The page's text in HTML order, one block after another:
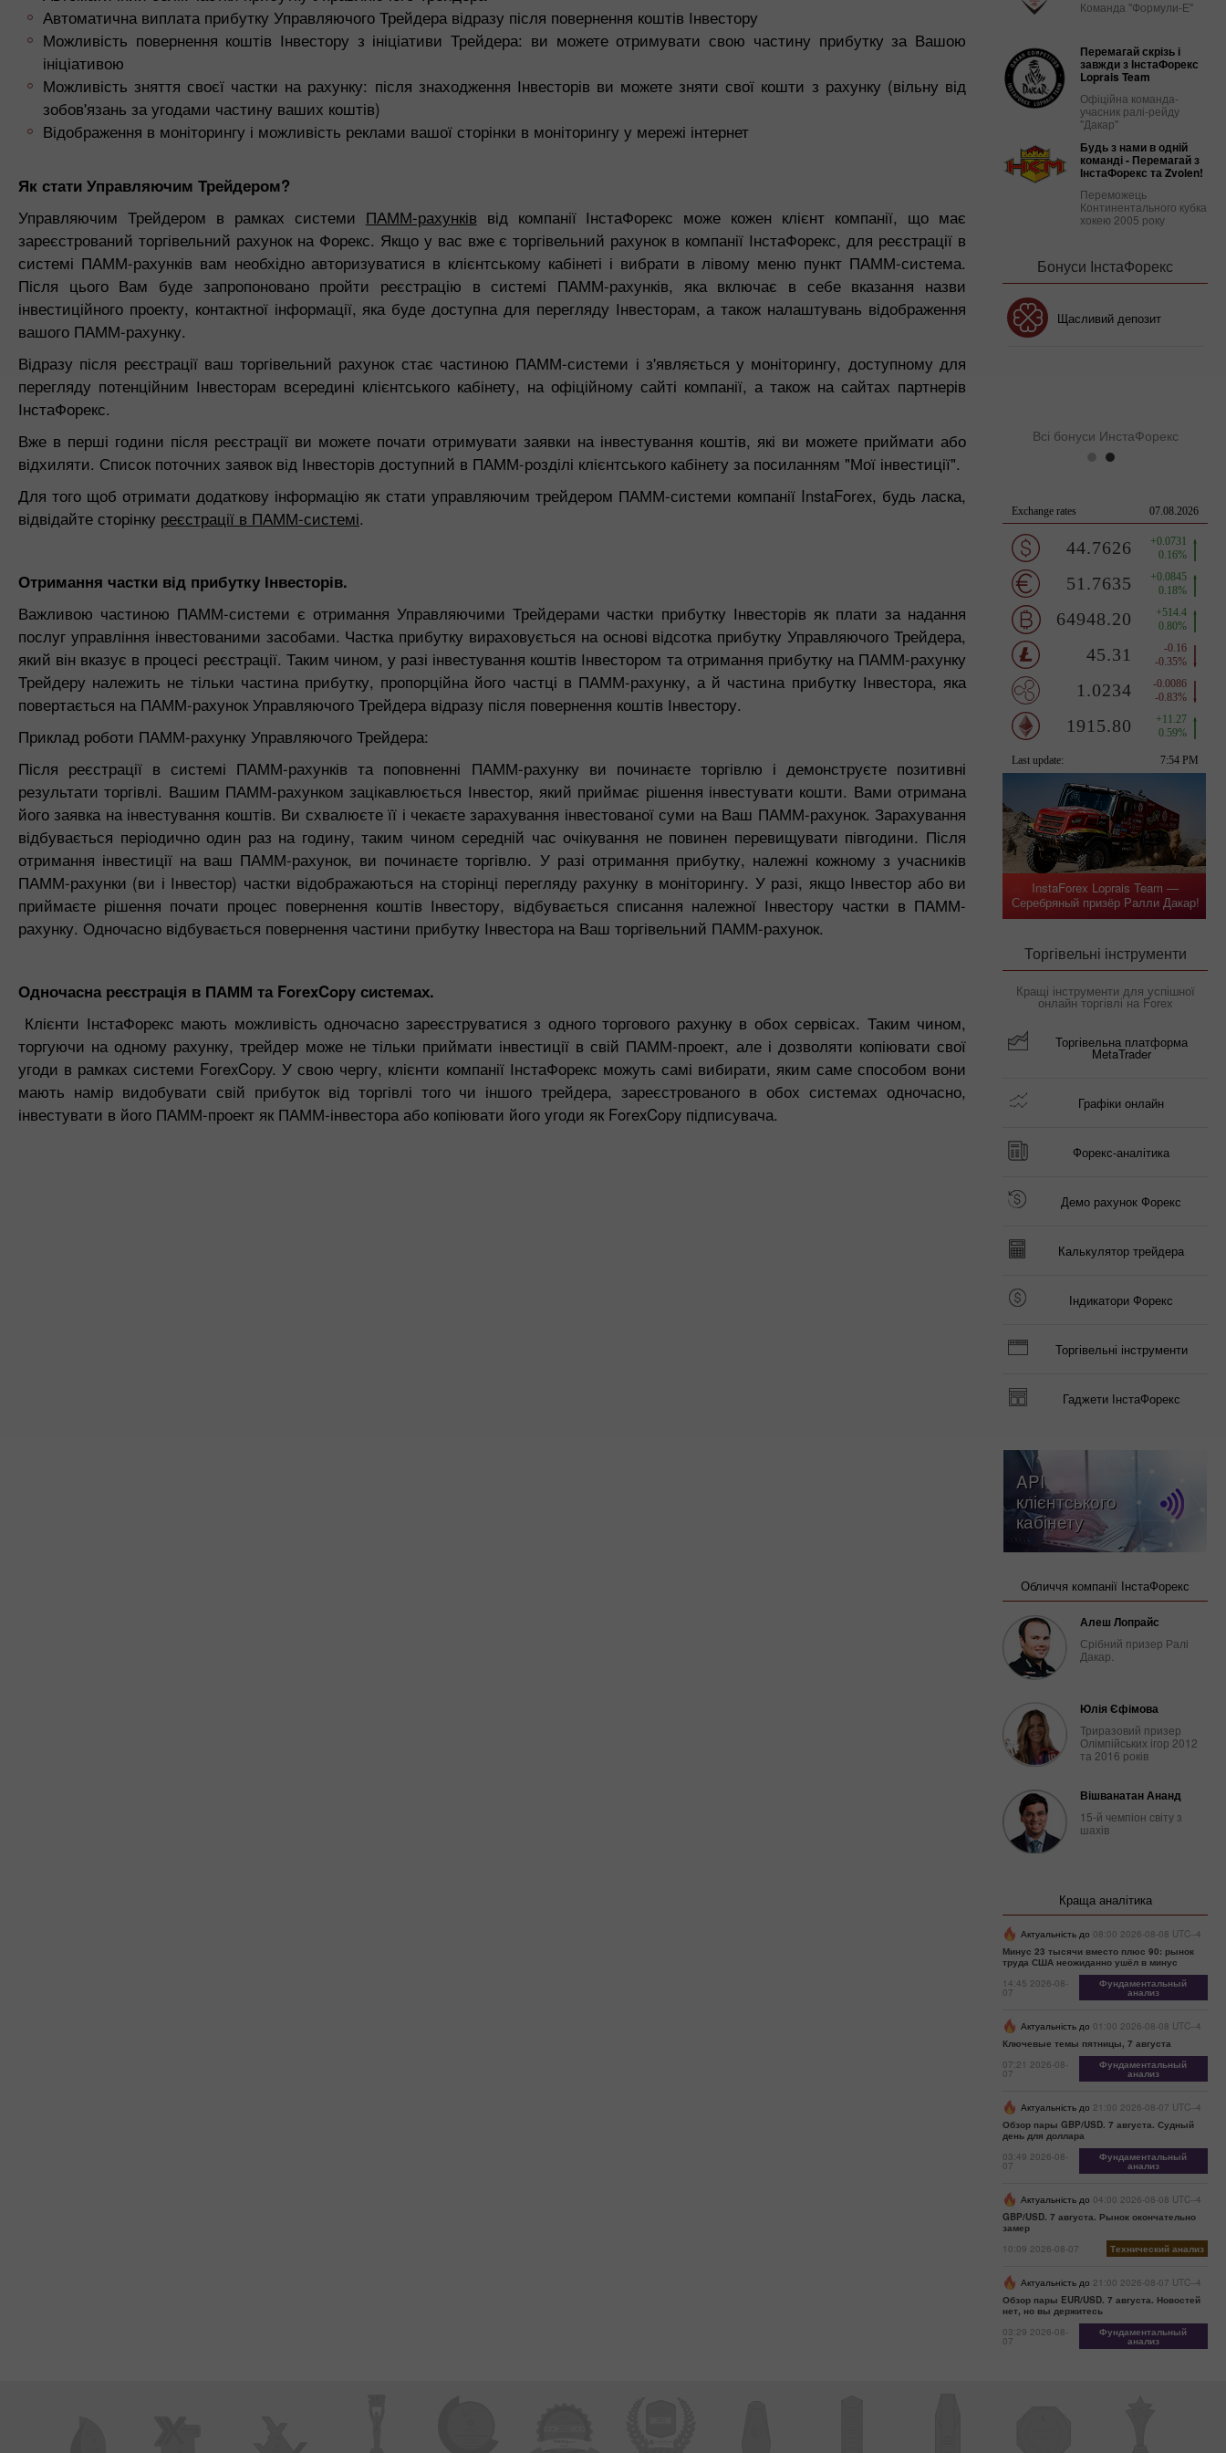
Автоматична виплата прибутку Управляючого Трейдера відразу після повернення коштів Інвестору
Можливість повернення коштів Інвестору з ініціативи Трейдера: ви можете отримувати свою частину прибутку за Вашою
ініціативою
Можливість зняття своєї частки на рахунку: після знаходження Інвесторів ви можете зняти свої кошти з рахунку (вільну від
зобов'язань за угодами частину ваших коштів)
Відображення в моніторингу і можливість реклами вашої сторінки в моніторингу у мережі інтернет
Як стати Управляючим Трейдером?
Управляючим Трейдером в рамках системи ПАММ-рахунків від компанії ІнстаФорекс може кожен клієнт компанії, що має
зареєстрований торгівельний рахунок на Форекс. Якщо у вас вже є торгівельний рахунок в компанії ІнстаФорекс, для реєстрації в
системі ПАММ-рахунків вам необхідно авторизуватися в клієнтському кабінеті і вибрати в лівому меню пункт ПАММ-система.
Після цього Вам буде запропоновано пройти реєстрацію в системі ПАММ-рахунків, яка включає в себе вказання назви
інвестиційного проекту, контактної інформації, яка буде доступна для перегляду Інвесторам, а також налаштувань відображення
вашого ПАММ-рахунку.
Відразу після реєстрації ваш торгівельний рахунок стає частиною ПАММ-системи і з'являється у моніторингу, доступному для
перегляду потенційним Інвесторам всередині клієнтського кабінету, на офіційному сайті компанії, а також на сайтах партнерів
ІнстаФорекс.
Вже в перші години після реєстрації ви можете почати отримувати заявки на інвестування коштів, які ви можете приймати або
відхиляти. Список поточних заявок від Інвесторів доступний в ПАММ-розділі клієнтського кабінету за посиланням "Мої інвестиції".
Для того щоб отримати додаткову інформацію як стати управляючим трейдером ПАММ-системи компанії InstaForex, будь ласка,
відвідайте сторінку реєстрації в ПАММ-системі.
Отримання частки від прибутку Інвесторів.
Важливою частиною ПАММ-системи є отримання Управляючими Трейдерами частки прибутку Інвесторів як плати за надання
послуг управління інвестованими засобами. Частка прибутку вираховується на основі відсотка прибутку Управляючого Трейдера,
який він вказує в процесі реєстрації. Таким чином, у разі інвестування коштів Інвестором та отримання прибутку на ПАММ-рахунку
Трейдеру належить не тільки частина прибутку, пропорційна його частці в ПАММ-рахунку, а й частина прибутку Інвестора, яка
повертається на ПАММ-рахунок Управляючого Трейдера відразу після повернення коштів Інвестору.
Приклад роботи ПАММ-рахунку Управляючого Трейдера:
Після реєстрації в системі ПАММ-рахунків та поповненні ПАММ-рахунку ви починаєте торгівлю і демонструєте позитивні
результати торгівлі. Вашим ПАММ-рахунком зацікавлюється Інвестор, який приймає рішення інвестувати кошти. Вами отримана
його заявка на інвестування коштів. Ви схвалюєте її і чекаєте зарахування інвестованої суми на Ваш ПАММ-рахунок. Зарахування
відбувається періодично один раз на годину, таким чином середній час очікування не повинен перевищувати півгодини. Після
отримання інвестиції на ваш ПАММ-рахунок, ви починаєте торгівлю. У разі отримання прибутку, належні кожному з учасників
ПАММ-рахунки (ви і Інвестор) частки відображаються на сторінці перегляду рахунку в моніторингу. У разі, якщо Інвестор або ви
приймаєте рішення почати процес повернення коштів Інвестору, відбувається списання належної Інвестору частки в ПАММ-
рахунку. Одночасно відбувається повернення частини прибутку Інвестора на Ваш торгівельний ПАММ-рахунок.
Одночасна реєстрація в ПАММ та ForexCopy системах.
Клієнти ІнстаФорекс мають можливість одночасно зареєструватися з одного торгового рахунку в обох сервісах. Таким чином,
торгуючи на одному рахунку, трейдер може не тільки приймати інвестиції в свій ПАММ-проект, але і дозволяти копіювати свої
угоди в рамках системи ForexCopy. У свою чергу, клієнти компанії ІнстаФорекс можуть самі вибирати, яким саме способом вони
мають намір видобувати свій прибуток від торгівлі того чи іншого трейдера, зареєстрованого в обох системах одночасно,
інвестувати в його ПАММ-проект як ПАММ-інвестора або копіювати його угоди як ForexCopy підписувача.
Команда "Формули-Е"
Перемагай скрізь і
завжди з ІнстаФорекс
Loprais Team
Офіційна команда-
учасник ралі-рейду
"Дакар"
Будь з нами в одній
команді - Перемагай з
ІнстаФорекс та Zvolen!
Переможець
Континентального кубка
хокею 2005 року
Бонуси ІнстаФорекс
Бонус 30% Щасливий депозит Бонус 30%
Клубний бонус
Щасливий депозит
Всі бонуси ИнстаФорекс
InstaForex Loprais Team —
Серебряный призёр Ралли Дакар!
Торгівельні інструменти
Кращі інструменти для успішної
онлайн торгівлі на Forex
Торгівельна платформа
MetaTrader
Графіки онлайн
Форекс-аналітика
Демо рахунок Форекс
Калькулятор трейдера
Індикатори Форекс
Торгівельні інструменти
Гаджети ІнстаФорекс
API
клієнтського
кабінету
Обличчя компанії ІнстаФорекс
Алеш Лопрайс
Срібний призер Ралі
Дакар.
Юлія Єфімова
Триразовий призер
Олімпійських ігор 2012
та 2016 років
Вішванатан Ананд
15-й чемпіон світу з
шахів
Краща аналітика
Актуальність до 08:00 2026-08-08 UTC--4
Минус 23 тысячи вместо плюс 90: рынок
труда США неожиданно ушёл в минус
14:45 2026-08-
07
Фундаментальный
анализ
Актуальність до 01:00 2026-08-08 UTC--4
Ключевые темы пятницы, 7 августа
07:21 2026-08-
07
Фундаментальный
анализ
Актуальність до 21:00 2026-08-07 UTC--4
Обзор пары GBP/USD. 7 августа. Судный
день для доллара
03:49 2026-08-
07
Фундаментальный
анализ
Актуальність до 04:00 2026-08-08 UTC--4
GBP/USD. 7 августа. Рынок окончательно
замер
10:09 2026-08-07
Технический анализ
Актуальність до 21:00 2026-08-07 UTC--4
Обзор пары EUR/USD. 7 августа. Новостей
нет, но вы держитесь
03:29 2026-08-
07
Фундаментальный
анализ